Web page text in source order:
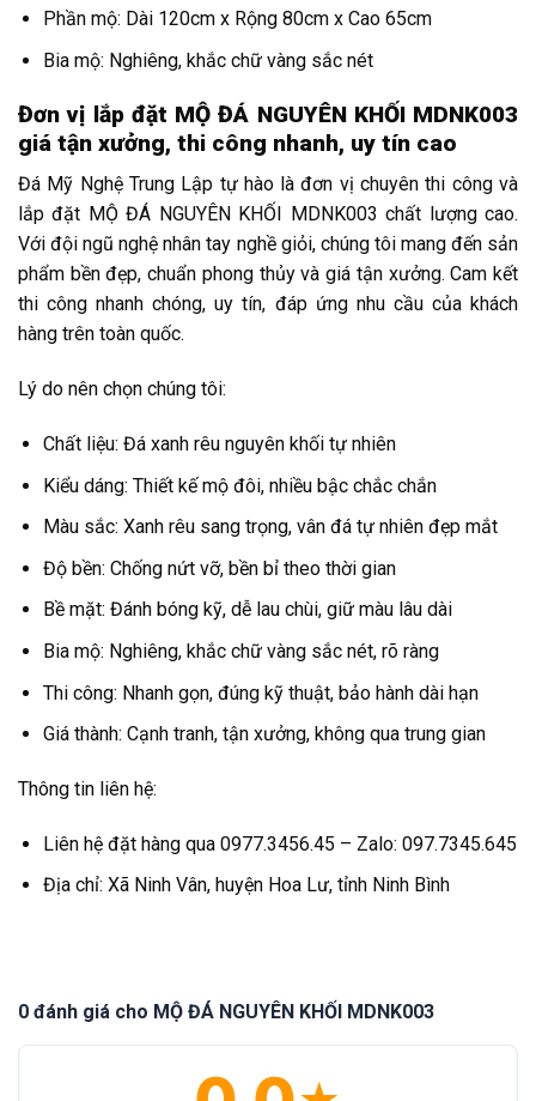
Phần mộ: Dài 120cm x Rộng 80cm x Cao 65cm
Bia mộ: Nghiêng, khắc chữ vàng sắc nét
Đơn vị lắp đặt MỘ ĐÁ NGUYÊN KHỐI MDNK003
giá tận xưởng, thi công nhanh, uy tín cao
Đá Mỹ Nghệ Trung Lập tự hào là đơn vị chuyên thi công và
lắp đặt MỘ ĐÁ NGUYÊN KHỐI MDNK003 chất lượng cao.
Với đội ngũ nghệ nhân tay nghề giỏi, chúng tôi mang đến sản
phẩm bền đẹp, chuẩn phong thủy và giá tận xưởng. Cam kết
thi công nhanh chóng, uy tín, đáp ứng nhu cầu của khách
hàng trên toàn quốc.
Lý do nên chọn chúng tôi:
Chất liệu: Đá xanh rêu nguyên khối tự nhiên
Kiểu dáng: Thiết kế mộ đôi, nhiều bậc chắc chắn
Màu sắc: Xanh rêu sang trọng, vân đá tự nhiên đẹp mắt
Độ bền: Chống nứt vỡ, bền bỉ theo thời gian
Bề mặt: Đánh bóng kỹ, dễ lau chùi, giữ màu lâu dài
Bia mộ: Nghiêng, khắc chữ vàng sắc nét, rõ ràng
Thi công: Nhanh gọn, đúng kỹ thuật, bảo hành dài hạn
Giá thành: Cạnh tranh, tận xưởng, không qua trung gian
Thông tin liên hệ:
Liên hệ đặt hàng qua 0977.3456.45 – Zalo: 097.7345.645
Địa chỉ: Xã Ninh Vân, huyện Hoa Lư, tỉnh Ninh Bình
0 đánh giá cho MỘ ĐÁ NGUYÊN KHỐI MDNK003